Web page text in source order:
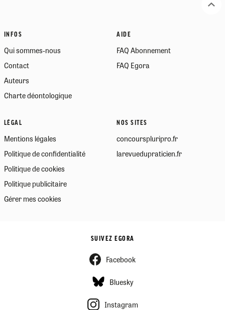
INFOS
Qui sommes-nous
Contact
Auteurs
Charte déontologique
AIDE
FAQ Abonnement
FAQ Egora
LÉGAL
Mentions légales
Politique de confidentialité
Politique de cookies
Politique publicitaire
Gérer mes cookies
NOS SITES
concourspluripro.fr
larevuedupraticien.fr
SUIVEZ EGORA
Facebook
Bluesky
Instagram